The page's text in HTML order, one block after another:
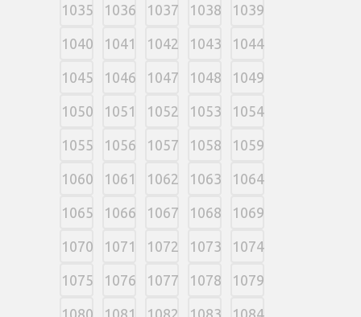
1035 1036 1037 1038 1039
1040 1041 1042 1043 1044
1045 1046 1047 1048 1049
1050 1051 1052 1053 1054
1055 1056 1057 1058 1059
1060 1061 1062 1063 1064
1065 1066 1067 1068 1069
1070 1071 1072 1073 1074
1075 1076 1077 1078 1079
1080 1081 1082 1083 1084